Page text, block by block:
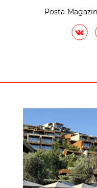
Posta-